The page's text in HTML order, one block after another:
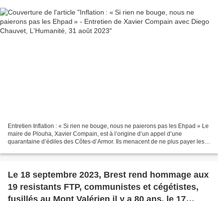
Entretien Inflation : « Si rien ne bouge, nous ne paierons pas les Ehpad » Le
maire de Plouha, Xavier Compain, est à l’origine d’un appel d’une
quarantaine d’édiles des Côtes-d’Armor. Ils menacent de ne plus payer les
Le 18 septembre 2023, Brest rend hommage aux
19 resistants FTP, communistes et cégétistes,